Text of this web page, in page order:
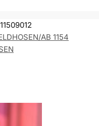
11509012
AB 1154